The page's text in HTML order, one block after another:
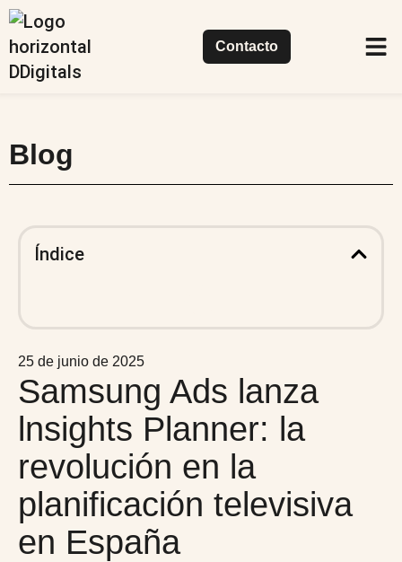
Contacto
Blog
Índice
25 de junio de 2025
Samsung Ads lanza
lnsights Planner: la
revolución en la
planificación televisiva
en España